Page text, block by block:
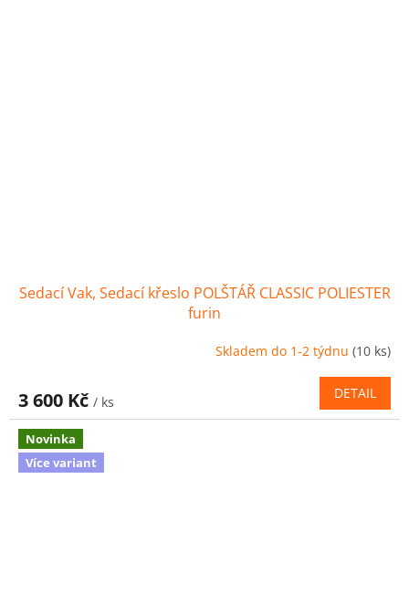
Sedací Vak, Sedací křeslo POLŠTÁŘ CLASSIC POLIESTER
furin
Skladem do 1-2 týdnu (10 ks)
3 600 Kč / ks
DETAIL
Novinka
Více variant